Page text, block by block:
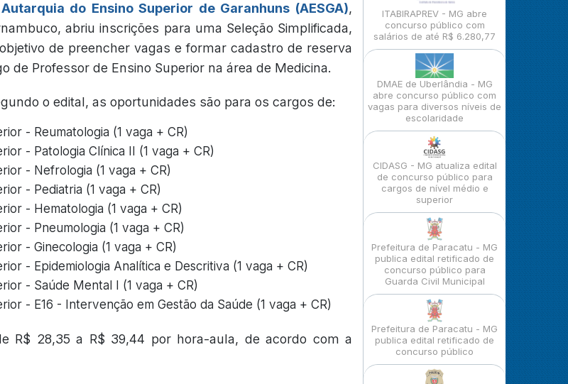
Autarquia do Ensino Superior de Garanhuns (AESGA),
abriu inscrições para uma Seleção Simplificada,
de preencher vagas e formar cadastro de reserva
de Professor de Ensino Superior na área de Medicina.
o edital, as oportunidades são para os cargos de:
- Reumatologia (1 vaga + CR)
- Patologia Clínica II (1 vaga + CR)
- Nefrologia (1 vaga + CR)
- Pediatria (1 vaga + CR)
- Hematologia (1 vaga + CR)
- Pneumologia (1 vaga + CR)
- Ginecologia (1 vaga + CR)
- Epidemiologia Analítica e Descritiva (1 vaga + CR)
- Saúde Mental I (1 vaga + CR)
- E16 - Intervenção em Gestão da Saúde (1 vaga + CR)
R$ 28,35 a R$ 39,44 por hora-aula, de acordo com a
ITABIRAPREV - MG abre
concurso público com
salários de até R$ 6.280,77
DMAE de Uberlândia - MG
abre concurso público com
vagas para diversos níveis de
escolaridade
CIDASG - MG atualiza edital
de concurso público para
cargos de nível médio e
superior
Prefeitura de Paracatu - MG
publica edital retificado de
concurso público para
Guarda Civil Municipal
Prefeitura de Paracatu - MG
publica edital retificado de
concurso público